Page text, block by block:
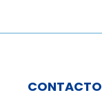
CONTACTO